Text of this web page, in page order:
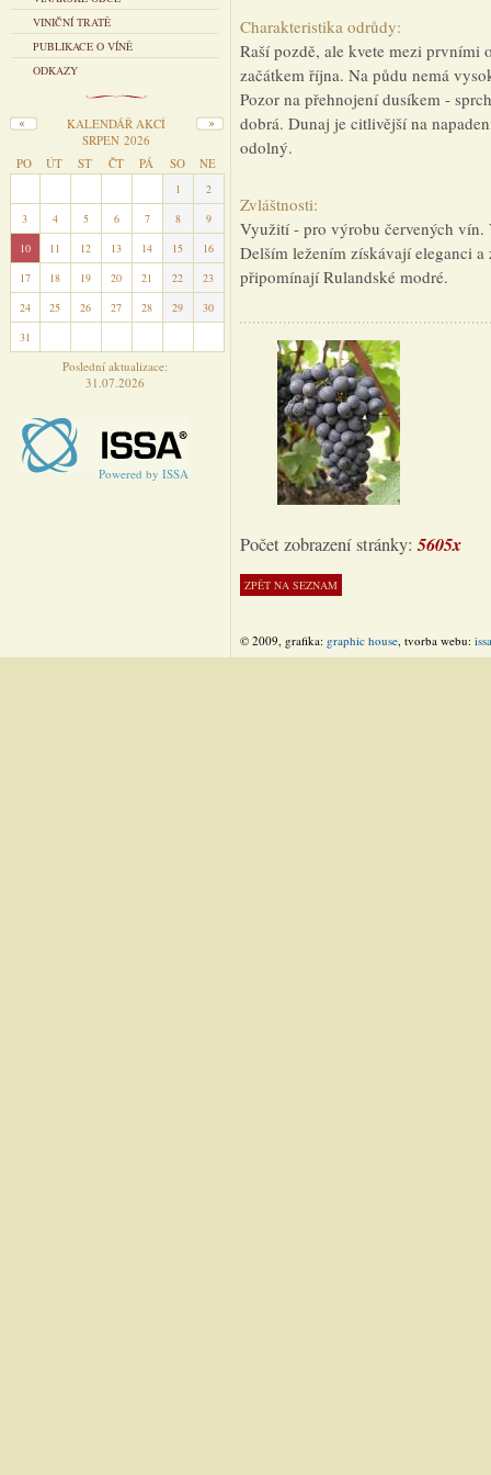
VINIČNÍ TRATĚ
PUBLIKACE O VÍNĚ
ODKAZY
KALENDÁŘ AKCÍ
SRPEN 2026
PO
ÚT ST ČT PÁ SO NE
1
2
3
4 5 6 7 8
9
10
11 12 13 14 15
16
17
18 19 20 21 22
23
24
25 26 27 28 29
30
31
Poslední aktualizace:
31.07.2026
Powered by ISSA
Charakteristika odrůdy:
Raší pozdě, ale kvete mezi
začátkem října. Na půdu nemá
Pozor na přehnojení dusíkem -
dobrá. Dunaj je citlivější na
odolný.
Zvláštnosti:
Využití - pro výrobu červených vín.
Delším ležením získávají eleganci
připomínají Rulandské modré.
Počet zobrazení stránky: 5605x
© 2009, grafika: graphic house, tvorba webu: